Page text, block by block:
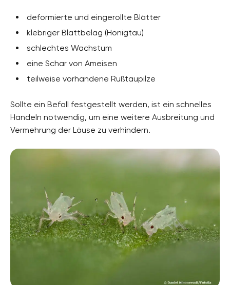
deformierte und eingerollte Blätter
klebriger Blattbelag (Honigtau)
schlechtes Wachstum
eine Schar von Ameisen
teilweise vorhandene Rußtaupilze
Sollte ein Befall festgestellt werden, ist ein schnelles
Handeln notwendig, um eine weitere Ausbreitung und
Vermehrung der Läuse zu verhindern.